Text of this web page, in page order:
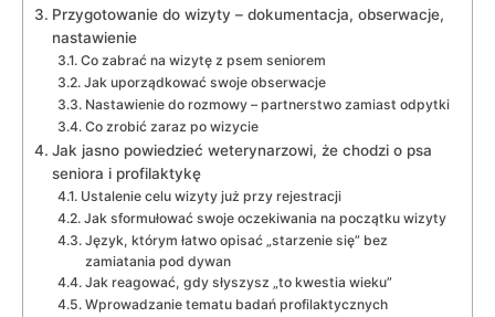
Przygotowanie do wizyty – dokumentacja, obserwacje,
nastawienie
Co zabrać na wizytę z psem seniorem
Jak uporządkować swoje obserwacje
Nastawienie do rozmowy – partnerstwo zamiast odpytki
Co zrobić zaraz po wizycie
Jak jasno powiedzieć weterynarzowi, że chodzi o psa
seniora i profilaktykę
Ustalenie celu wizyty już przy rejestracji
Jak sformułować swoje oczekiwania na początku wizyty
Język, którym łatwo opisać „starzenie się” bez
zamiatania pod dywan
Jak reagować, gdy słyszysz „to kwestia wieku”
Wprowadzanie tematu badań profilaktycznych